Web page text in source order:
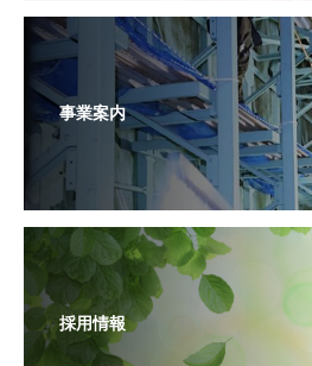
事業案内
採用情報